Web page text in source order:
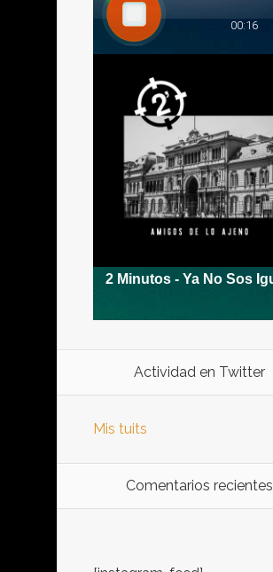
Actividad en Twitter
Mis tuits
Comentarios recientes